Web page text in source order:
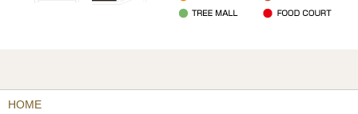
HOME